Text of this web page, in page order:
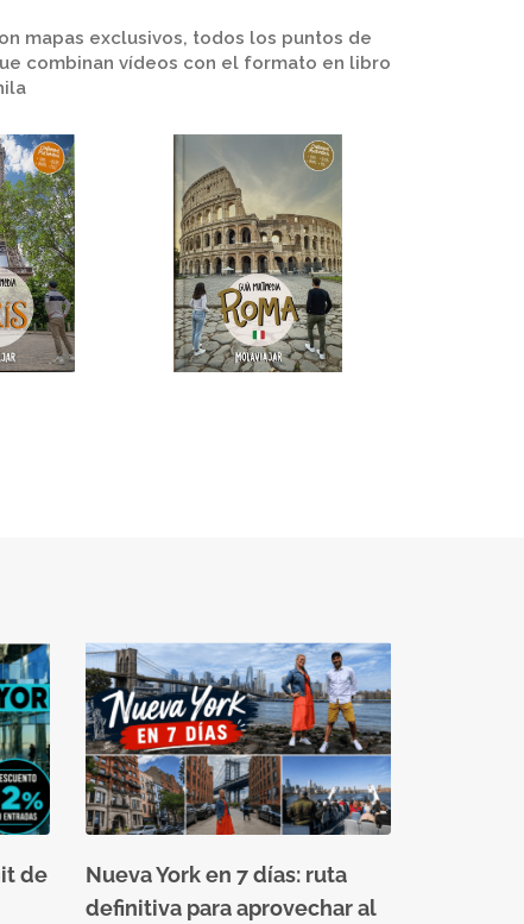
mapas exclusivos, todos los puntos de
combinan vídeos con el formato en libro
de
Nueva York en 7 días: ruta
definitiva para aprovechar al